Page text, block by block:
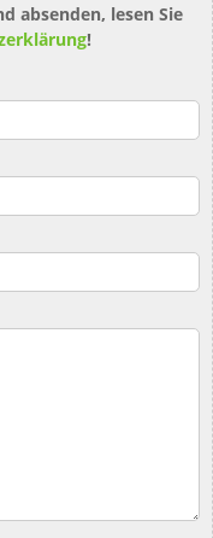
absenden, lesen Sie
!